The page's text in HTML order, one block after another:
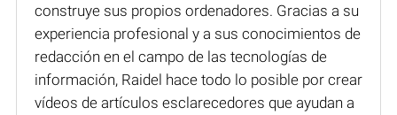
construye sus propios ordenadores. Gracias a su
experiencia profesional y a sus conocimientos de
redacción en el campo de las tecnologías de
información, Raidel hace todo lo posible por crear
vídeos de artículos esclarecedores que ayudan a